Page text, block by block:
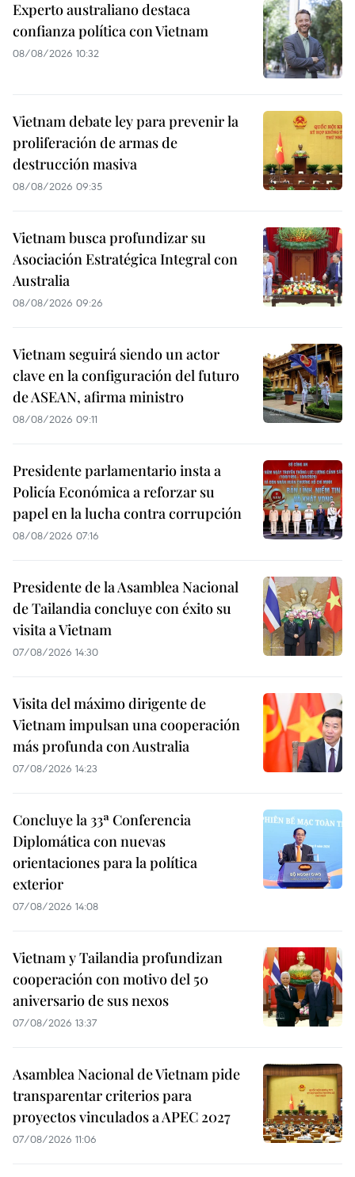
Experto australiano destaca
confianza política con Vietnam
08/08/2026 10:32
Vietnam debate ley para prevenir la
proliferación de armas de
destrucción masiva
08/08/2026 09:35
Vietnam busca profundizar su
Asociación Estratégica Integral con
Australia
08/08/2026 09:26
Vietnam seguirá siendo un actor
clave en la configuración del futuro
de ASEAN, afirma ministro
08/08/2026 09:11
Presidente parlamentario insta a
Policía Económica a reforzar su
papel en la lucha contra corrupción
08/08/2026 07:16
Presidente de la Asamblea Nacional
de Tailandia concluye con éxito su
visita a Vietnam
07/08/2026 14:30
Visita del máximo dirigente de
Vietnam impulsan una cooperación
más profunda con Australia
07/08/2026 14:23
Concluye la 33ª Conferencia
Diplomática con nuevas
orientaciones para la política
exterior
07/08/2026 14:08
Vietnam y Tailandia profundizan
cooperación con motivo del 50
aniversario de sus nexos
07/08/2026 13:37
Asamblea Nacional de Vietnam pide
transparentar criterios para
proyectos vinculados a APEC 2027
07/08/2026 11:06